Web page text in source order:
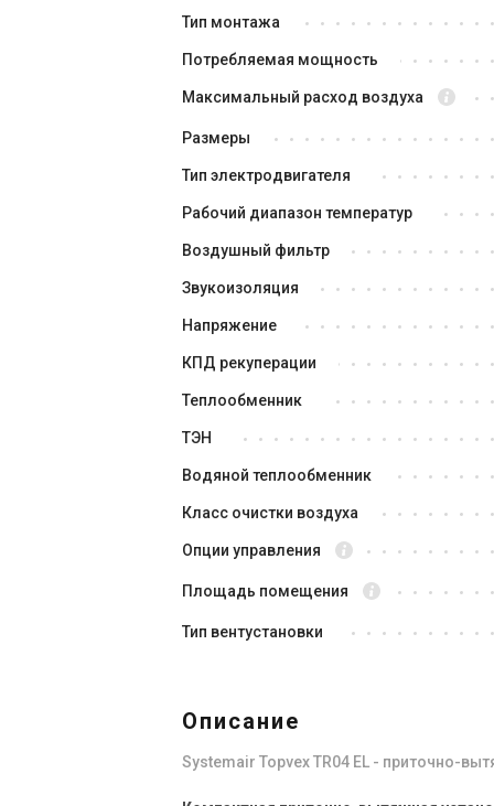
Приточно-вытяжная установка
Systemair Topvex TR04EL-L-CAV
Цена по запросу
Снят с производства
Приточно-вытяжная установка
Купить
Снят с производства Оставить отзыв
Тип монтажа
Потребляемая мощность
Максимальный расход воздуха
Размеры
Тип электродвигателя
Рабочий диапазон температур
Воздушный фильтр
Звукоизоляция
Напряжение
КПД рекуперации
Теплообменник
ТЭН
Водяной теплообменник
Класс очистки воздуха
Опции управления
Площадь помещения
Тип вентустановки
Описание
Systemair Topvex TR04 EL - приточно-